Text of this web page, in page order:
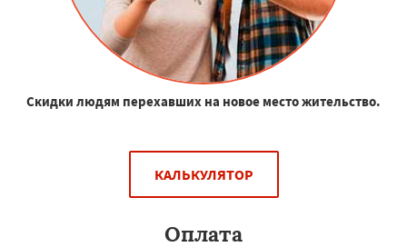
Скидки людям перехавших на новое место жительство.
КАЛЬКУЛЯТОР
Оплата